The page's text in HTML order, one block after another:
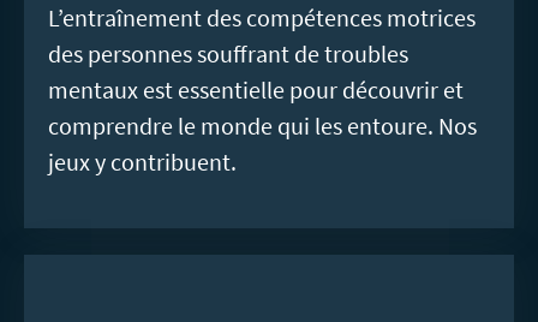
L’entraînement des compétences motrices
des personnes souffrant de troubles
mentaux est essentielle pour découvrir et
comprendre le monde qui les entoure. Nos
jeux y contribuent.